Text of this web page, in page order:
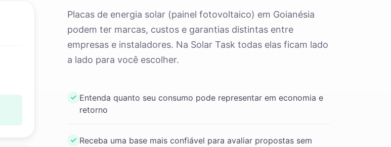
Placas de energia solar (painel fotovoltaico) em Goianésia
podem ter marcas, custos e garantias distintas entre
empresas e instaladores. Na Solar Task todas elas ficam lado
a lado para você escolher.
Entenda quanto seu consumo pode representar em economia e
retorno
Receba uma base mais confiável para avaliar propostas sem